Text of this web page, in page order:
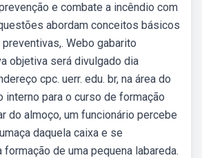
e combate a incêndio com
abordam conceitos básicos
Webo gabarito
objetiva será divulgado dia
cpc. uerr. edu. br, na área do
para o curso de formação
do almoço, um funcionário percebe
daquela caixa e se
formação de uma pequena labareda.